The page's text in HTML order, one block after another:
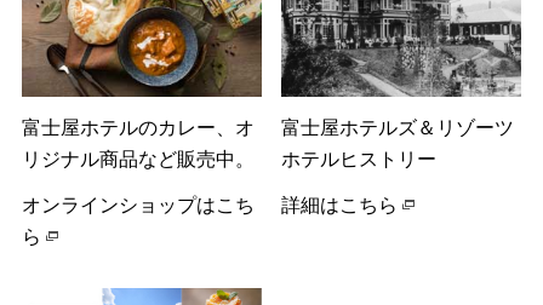
富士屋ホテルのカレー、オ
リジナル商品など販売中。
オンラインショップはこち
ら
富士屋ホテルズ＆リゾーツ
ホテルヒストリー
詳細はこちら